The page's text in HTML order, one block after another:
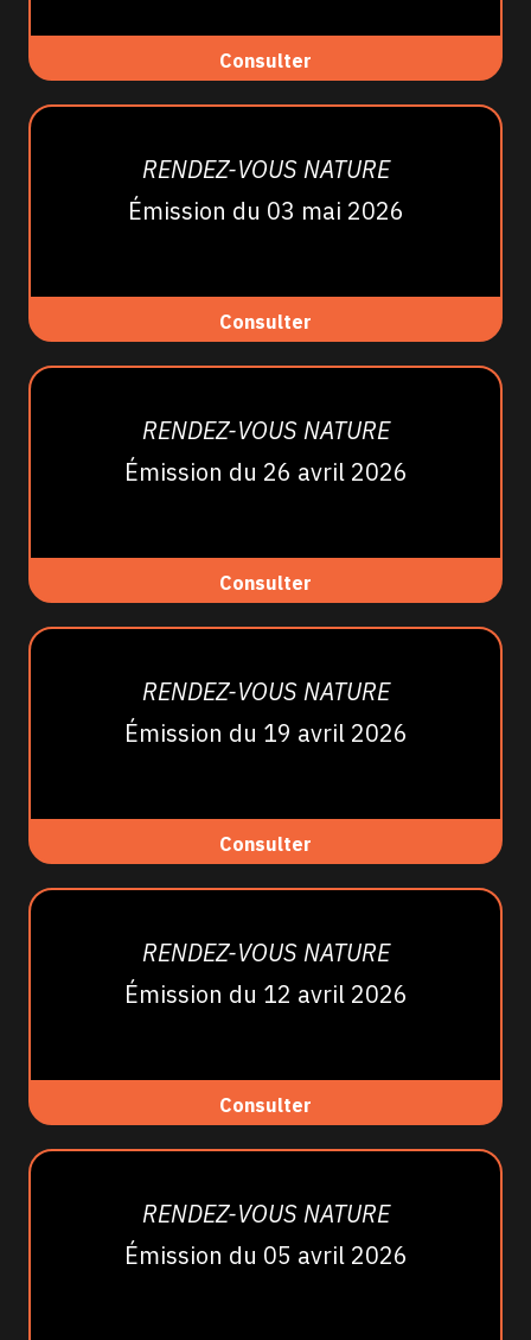
Consulter
RENDEZ-VOUS NATURE
Émission du 03 mai 2026
Consulter
RENDEZ-VOUS NATURE
Émission du 26 avril 2026
Consulter
RENDEZ-VOUS NATURE
Émission du 19 avril 2026
Consulter
RENDEZ-VOUS NATURE
Émission du 12 avril 2026
Consulter
RENDEZ-VOUS NATURE
Émission du 05 avril 2026